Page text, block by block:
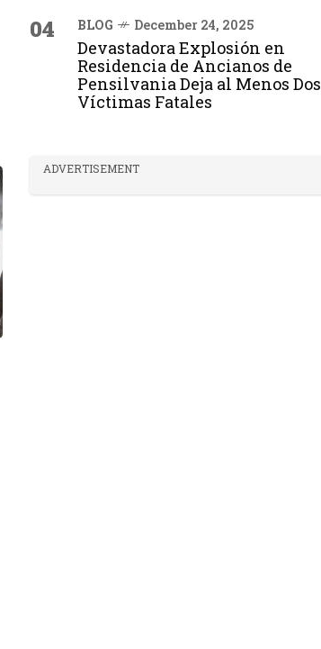
04 BLOG December 24, 2025
Devastadora Explosión en
Residencia de Ancianos de
Pensilvania Deja al Menos Dos
Víctimas Fatales
ADVERTISEMENT